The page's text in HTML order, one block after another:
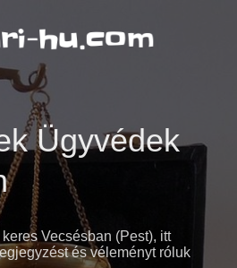
Ügyvédek
Vecsésban (Pest), itt
és véleményt róluk